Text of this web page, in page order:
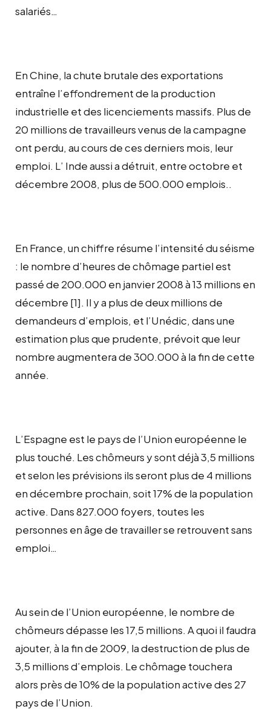
salariés…
En Chine, la chute brutale des exportations
entraîne l’effondrement de la production
industrielle et des licenciements massifs. Plus de
20 millions de travailleurs venus de la campagne
ont perdu, au cours de ces derniers mois, leur
emploi. L’ Inde aussi a détruit, entre octobre et
décembre 2008, plus de 500.000 emplois..
En France, un chiffre résume l’intensité du séisme
: le nombre d’heures de chômage partiel est
passé de 200.000 en janvier 2008 à 13 millions en
décembre [1]. Il y a plus de deux millions de
demandeurs d’emplois, et l’Unédic, dans une
estimation plus que prudente, prévoit que leur
nombre augmentera de 300.000 à la fin de cette
année.
L’Espagne est le pays de l’Union européenne le
plus touché. Les chômeurs y sont déjà 3,5 millions
et selon les prévisions ils seront plus de 4 millions
en décembre prochain, soit 17% de la population
active. Dans 827.000 foyers, toutes les
personnes en âge de travailler se retrouvent sans
emploi…
Au sein de l’Union européenne, le nombre de
chômeurs dépasse les 17,5 millions. A quoi il faudra
ajouter, à la fin de 2009, la destruction de plus de
3,5 millions d’emplois. Le chômage touchera
alors près de 10% de la population active des 27
pays de l’Union.